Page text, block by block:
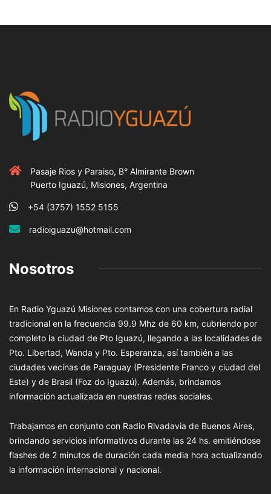
Pasaje Rios y Paraiso, B° Almirante Brown
Puerto Iguazú, Misiones, Argentina
+54 (3757) 1552 5155
radioiguazu@hotmail.com
Nosotros
En Radio Yguazú Misiones contamos con una cobertura radial
tradicional en la frecuencia 99.9 Mhz de 60 km, cubriendo por
completo la ciudad de Pto Iguazú, llegando a las localidades de
Pto. Libertad, Wanda y Pto. Esperanza, así también a las
ciudades vecinas de Paraguay (Presidente Franco y ciudad del
Este) y de Brasil (Foz do Iguazú). Además, brindamos
información actualizada en nuestras redes sociales.
Trabajamos en conjunto con Radio Rivadavia de Buenos Aires,
brindando servicios informativos durante las 24 hs. emitiéndose
flashes de 2 minutos de duración cada media hora actualizando
la información internacional y nacional.